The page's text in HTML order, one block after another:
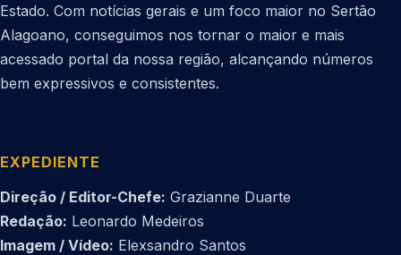
Estado. Com notícias gerais e um foco maior no Sertão
Alagoano, conseguimos nos tornar o maior e mais
acessado portal da nossa região, alcançando números
bem expressivos e consistentes.
EXPEDIENTE
Direção / Editor-Chefe: Grazianne Duarte
Redação: Leonardo Medeiros
Imagem / Vídeo: Elexsandro Santos